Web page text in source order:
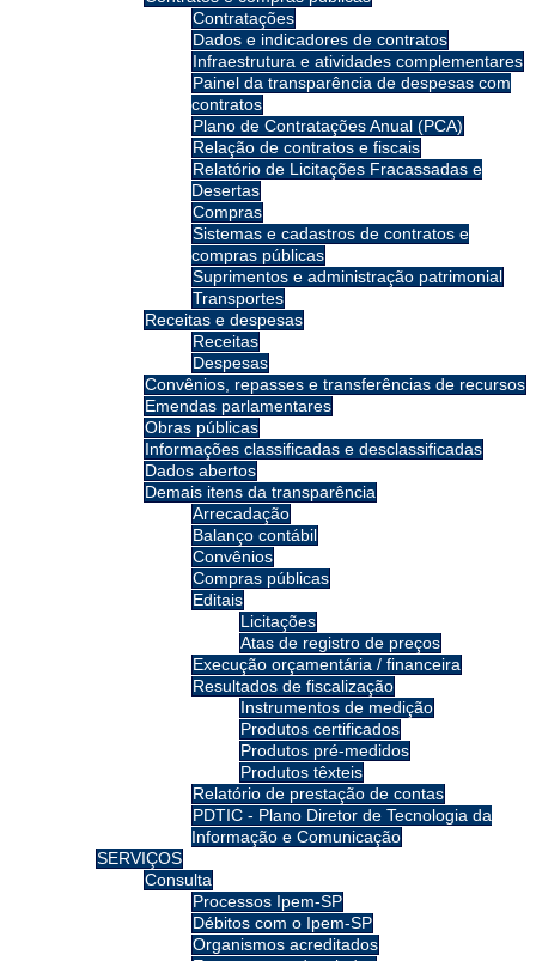
Contratações
Dados e indicadores de contratos
Infraestrutura e atividades complementares
Painel da transparência de despesas com
contratos
Plano de Contratações Anual (PCA)
Relação de contratos e fiscais
Relatório de Licitações Fracassadas e
Desertas
Compras
Sistemas e cadastros de contratos e
compras públicas
Suprimentos e administração patrimonial
Transportes
Receitas e despesas
Receitas
Despesas
Convênios, repasses e transferências de recursos
Emendas parlamentares
Obras públicas
Informações classificadas e desclassificadas
Dados abertos
Demais itens da transparência
Arrecadação
Balanço contábil
Convênios
Compras públicas
Editais
Licitações
Atas de registro de preços
Execução orçamentária / financeira
Resultados de fiscalização
Instrumentos de medição
Produtos certificados
Produtos pré-medidos
Produtos têxteis
Relatório de prestação de contas
PDTIC - Plano Diretor de Tecnologia da
Informação e Comunicação
SERVIÇOS
Consulta
Processos Ipem-SP
Débitos com o Ipem-SP
Organismos acreditados